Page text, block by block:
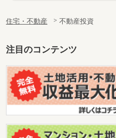
住宅・不動産 不動産投資
注目のコンテンツ